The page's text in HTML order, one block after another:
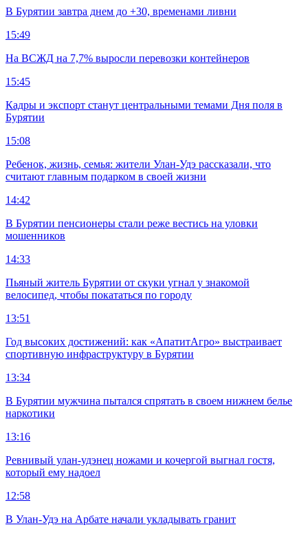
В Бурятии завтра днем до +30, временами ливни
15:49
На ВСЖД на 7,7% выросли перевозки контейнеров
15:45
Кадры и экспорт станут центральными темами Дня поля в
Бурятии
15:08
Ребенок, жизнь, семья: жители Улан-Удэ рассказали, что
считают главным подарком в своей жизни
14:42
В Бурятии пенсионеры стали реже вестись на уловки
мошенников
14:33
Пьяный житель Бурятии от скуки угнал у знакомой
велосипед, чтобы покататься по городу
13:51
Год высоких достижений: как «АпатитАгро» выстраивает
спортивную инфраструктуру в Бурятии
13:34
В Бурятии мужчина пытался спрятать в своем нижнем белье
наркотики
13:16
Ревнивый улан-удэнец ножами и кочергой выгнал гостя,
который ему надоел
12:58
В Улан-Удэ на Арбате начали укладывать гранит